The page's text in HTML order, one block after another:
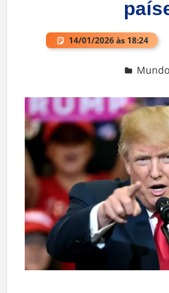
14/01/2026 às 18:24
Mundo